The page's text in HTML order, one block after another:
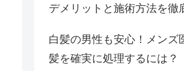
デメリットと施術方法を徹
白髪の男性も安心！メンズ
髪を確実に処理するには？